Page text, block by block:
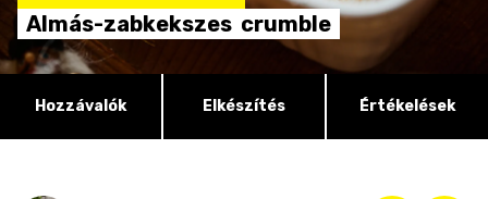
Almás-zabkekszes crumble
Hozzávalók Elkészítés Értékelések